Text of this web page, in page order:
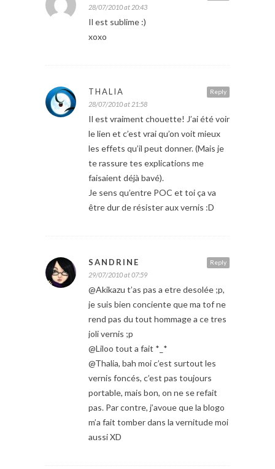
28/07/2010 at 20:43
Il est sublime :)
xoxo
Reply
THALIA
28/07/2010 at 21:58
Il est vraiment chouette! J’ai été voir
le lien et c’est vrai qu’on voit mieux
les effets qu’il peut donner. (Mais je
te rassure tes explications me
faisaient déjà bavé).
Je sens qu’entre POC et toi ça va
être dur de résister aux vernis :D
Reply
SANDRINE
29/07/2010 at 07:59
@Akikazu t’as pas a etre desolée ;p,
je suis bien conciente que ma tof ne
rend pas du tout hommage a ce tres
joli vernis ;p
@Liloo tout a fait *_*
@Thalia, bah moi c’est surtout les
vernis foncés, c’est pas toujours
portable, mais bon, on ne se refait
pas. Par contre, j’avoue que la blogo
m’a fait tomber dans la vernitude moi
aussi XD